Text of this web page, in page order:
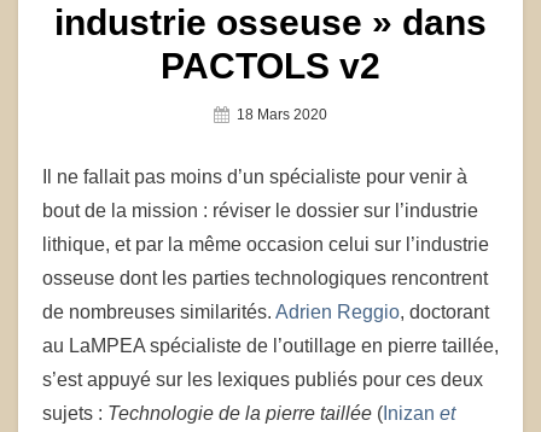
industrie osseuse » dans
PACTOLS v2
Posted
18 Mars 2020
Il ne fallait pas moins d’un spécialiste pour venir à
bout de la mission : réviser le dossier sur l’industrie
lithique, et par la même occasion celui sur l’industrie
osseuse dont les parties technologiques rencontrent
de nombreuses similarités. Adrien Reggio, doctorant
au LaMPEA spécialiste de l’outillage en pierre taillée,
s’est appuyé sur les lexiques publiés pour ces deux
sujets : Technologie de la pierre taillée ( Inizan et